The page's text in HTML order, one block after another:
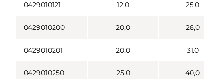
0429010121 12,0 25,0
0429010200 20,0 28,0
0429010201 20,0 31,0
0429010250 25,0 40,0